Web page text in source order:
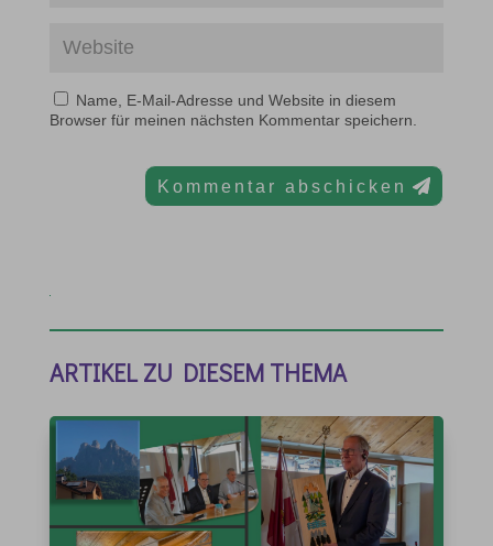
Name, E-Mail-Adresse und Website in diesem
Browser für meinen nächsten Kommentar speichern.
Kommentar abschicken
ARTIKEL ZU DIESEM THEMA